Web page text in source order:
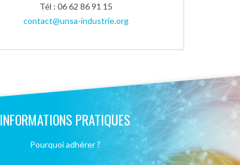
Tél : 06 62 86 91 15
contact@unsa-industrie.org
INFORMATIONS PRATIQUES
Pourquoi adhérer ?